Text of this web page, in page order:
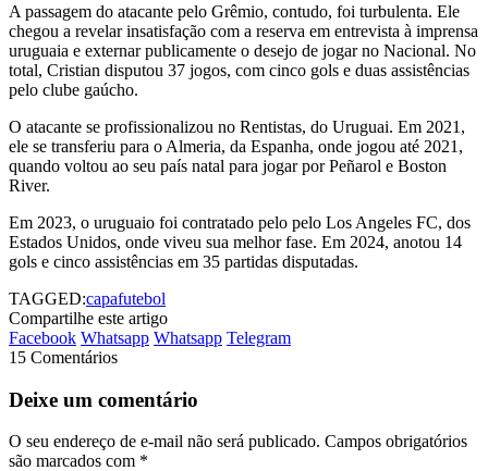
A passagem do atacante pelo Grêmio, contudo, foi turbulenta. Ele
chegou a revelar insatisfação com a reserva em entrevista à imprensa
uruguaia e externar publicamente o desejo de jogar no Nacional. No
total, Cristian disputou 37 jogos, com cinco gols e duas assistências
pelo clube gaúcho.
O atacante se profissionalizou no Rentistas, do Uruguai. Em 2021,
ele se transferiu para o Almeria, da Espanha, onde jogou até 2021,
quando voltou ao seu país natal para jogar por Peñarol e Boston
River.
Em 2023, o uruguaio foi contratado pelo pelo Los Angeles FC, dos
Estados Unidos, onde viveu sua melhor fase. Em 2024, anotou 14
gols e cinco assistências em 35 partidas disputadas.
TAGGED:capafutebol
Compartilhe este artigo
Facebook Whatsapp Whatsapp Telegram
15 Comentários
Deixe um comentário
O seu endereço de e-mail não será publicado. Campos obrigatórios
são marcados com *